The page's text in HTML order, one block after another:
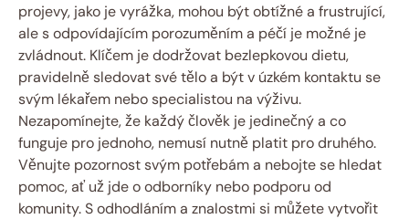
‍projevy, jako je vyrážka, mohou být obtížné a frustrující,
ale s odpovídajícím porozuměním ⁢a‌ péčí je možné je
zvládnout. Klíčem je dodržovat bezlepkovou dietu,
pravidelně sledovat své ⁣tělo a být v úzkém kontaktu se‍
svým ‌lékařem nebo specialistou ⁢na⁢ výživu.
Nezapomínejte, ⁤že každý člověk ⁢je‍ jedinečný⁣ a co
funguje pro jednoho, nemusí nutně platit pro ⁤druhého. ​
Věnujte pozornost svým potřebám a nebojte se hledat
pomoc, ať už jde o odborníky ‍nebo podporu od
komunity. S odhodláním ⁤a znalostmi si‌ můžete vytvořit⁤